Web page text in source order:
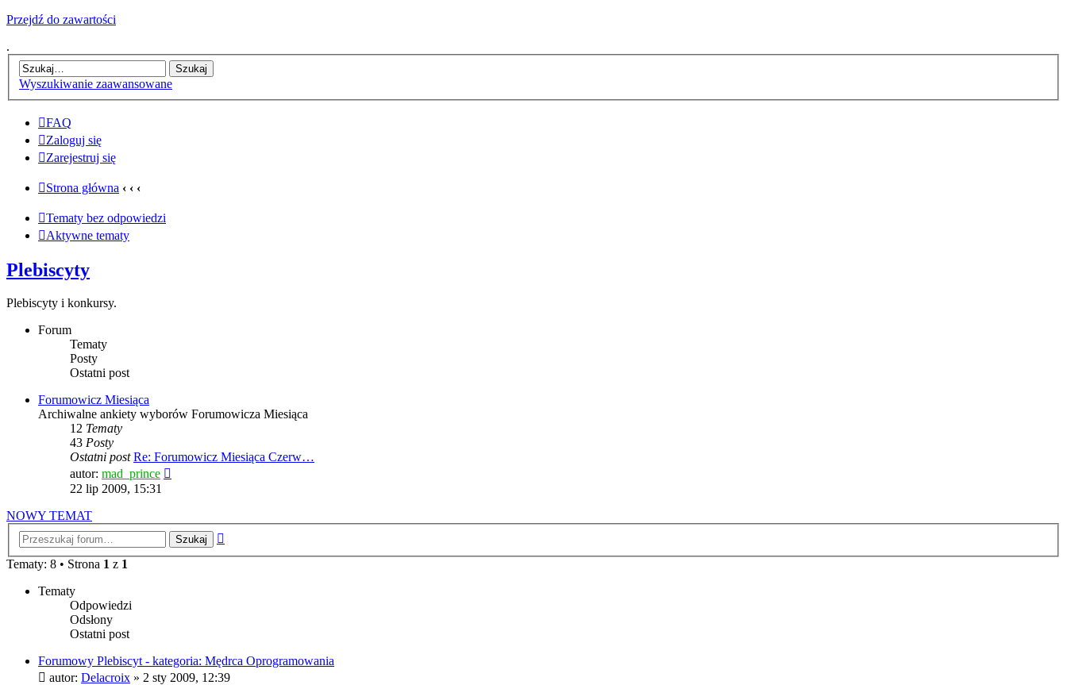
Przejdź do zawartości
.
Wyszukiwanie zaawansowane
FAQ
Zaloguj się
Zarejestruj się
Strona główna ‹ ‹ ‹
Tematy bez odpowiedzi
Aktywne tematy
Plebiscyty
Plebiscyty i konkursy.
Forum
Tematy
Posty
Ostatni post
Forumowicz Miesiąca
Archiwalne ankiety wyborów Forumowicza Miesiąca
12 Tematy
43 Posty
Ostatni post Re: Forumowicz Miesiąca Czerw…
autor: mad_prince
22 lip 2009, 15:31
NOWY TEMAT
Tematy: 8 • Strona 1 z 1
Tematy
Odpowiedzi
Odsłony
Ostatni post
Forumowy Plebiscyt - kategoria: Mędrca Oprogramowania
autor: Delacroix » 2 sty 2009, 12:39